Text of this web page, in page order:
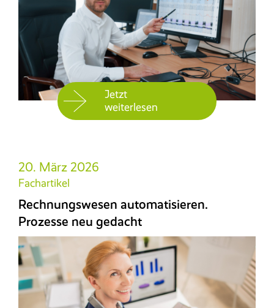
Jetzt
weiterlesen
20. März 2026
Fachartikel
Rechnungswesen automatisieren.
Prozesse neu gedacht